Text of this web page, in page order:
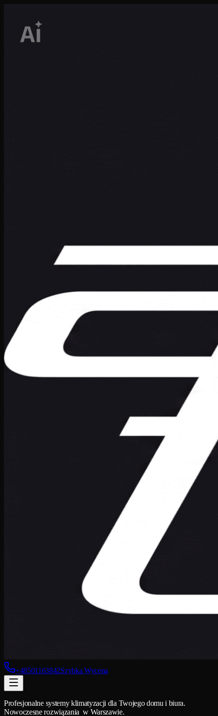
+48501163842Szybka Wycena
Profesjonalne systemy klimatyzacji dla Twojego domu i biura.
Nowoczesne rozwiązania w Warszawie.